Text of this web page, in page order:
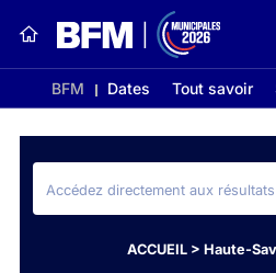
BFM Dates Tout savoir
ACCUEIL> Haute-